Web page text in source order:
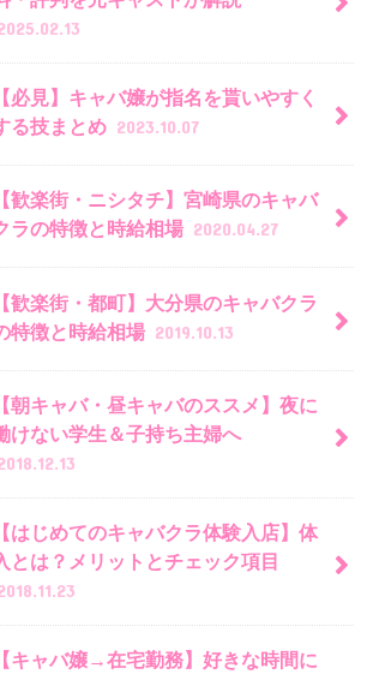
【必見】キャバ嬢が指名を貰いやすく
る技まとめ 2023.10.07
【歓楽街・ニシタチ】宮崎県のキャバ
ラの特徴と時給相場 2020.04.27
【歓楽街・都町】大分県のキャバクラ
特徴と時給相場 2019.10.13
【朝キャバ・昼キャバのススメ】夜に
けない学生＆子持ち主婦へ
【はじめてのキャバクラ体験入店】体
とは？メリットとチェック項目
【キャバ嬢→在宅勤務】好きな時間に